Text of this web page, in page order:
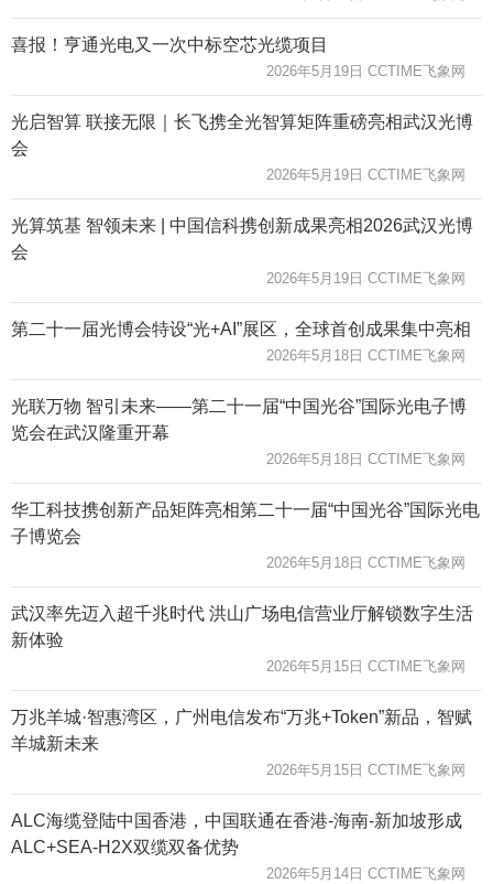
喜报！亨通光电又一次中标空芯光缆项目
2026年5月19日 CCTIME飞象网
光启智算 联接无限｜长飞携全光智算矩阵重磅亮相武汉光博
会
2026年5月19日 CCTIME飞象网
光算筑基 智领未来 | 中国信科携创新成果亮相2026武汉光博
会
2026年5月19日 CCTIME飞象网
第二十一届光博会特设“光+AI”展区，全球首创成果集中亮相
2026年5月18日 CCTIME飞象网
光联万物 智引未来——第二十一届“中国光谷”国际光电子博
览会在武汉隆重开幕
2026年5月18日 CCTIME飞象网
华工科技携创新产品矩阵亮相第二十一届“中国光谷”国际光电
子博览会
2026年5月18日 CCTIME飞象网
武汉率先迈入超千兆时代 洪山广场电信营业厅解锁数字生活
新体验
2026年5月15日 CCTIME飞象网
万兆羊城·智惠湾区，广州电信发布“万兆+Token”新品，智赋
羊城新未来
2026年5月15日 CCTIME飞象网
ALC海缆登陆中国香港，中国联通在香港-海南-新加坡形成
ALC+SEA-H2X双缆双备优势
2026年5月14日 CCTIME飞象网